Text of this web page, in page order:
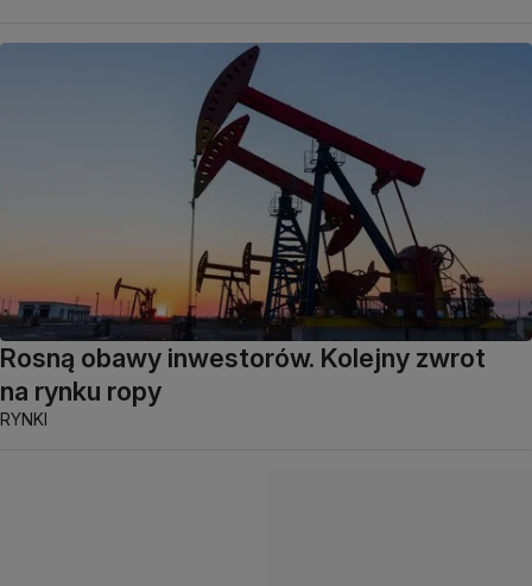
Rosną obawy inwestorów. Kolejny zwrot
na rynku ropy
RYNKI